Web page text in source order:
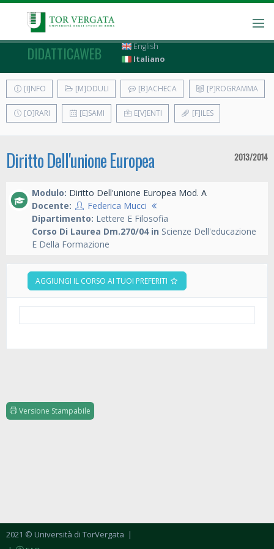
DIDATTICAWEB
English
Italiano
[I]NFO [M]ODULI [B]ACHECA [P]ROGRAMMA
[O]RARI [E]SAMI E[V]ENTI [F]ILES
Diritto Dell'unione Europea 2013/2014
Modulo: Diritto Dell'unione Europea Mod. A
Docente:
Federica Mucci
Dipartimento: Lettere E Filosofia
Corso Di Laurea Dm.270/04 in Scienze Dell'educazione
E Della Formazione
AGGIUNGI IL CORSO AI TUOI PREFERITI
Versione Stampabile
2021 © Università di TorVergata |